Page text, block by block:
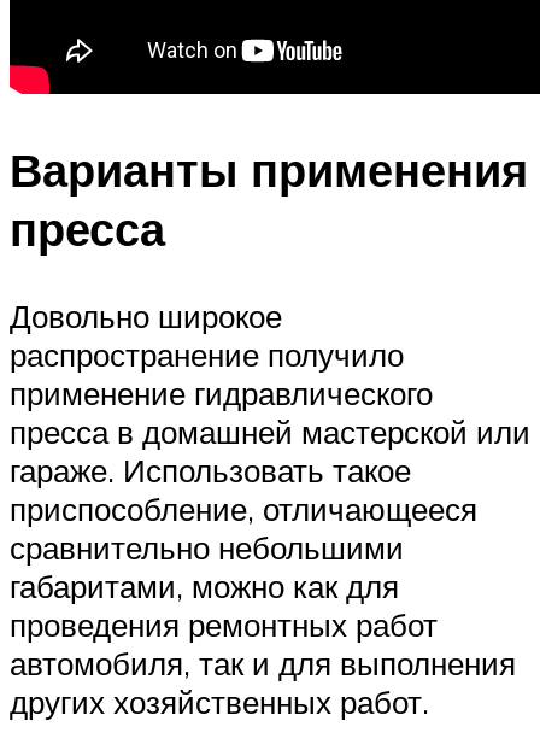
Варианты применения
пресса
Довольно широкое
распространение получило
применение гидравлического
пресса в домашней мастерской или
гараже. Использовать такое
приспособление, отличающееся
сравнительно небольшими
габаритами, можно как для
проведения ремонтных работ
автомобиля, так и для выполнения
других хозяйственных работ.